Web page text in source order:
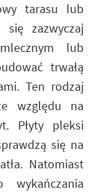
tarasu lub
się zazwyczaj
lub
trwałą
Ten rodzaj
względu na
Płyty pleksi
się na
Natomiast